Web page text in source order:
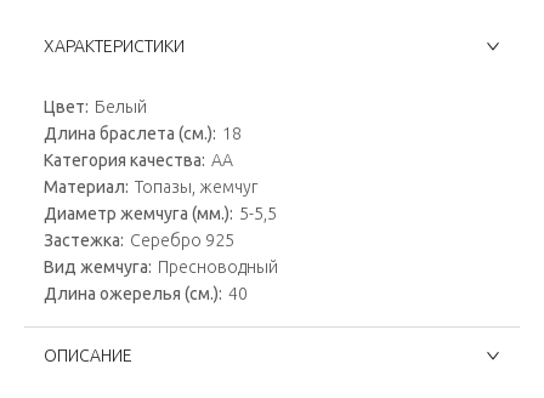
ХАРАКТЕРИСТИКИ
Цвет: Белый
Длина браслета (см.): 18
Категория качества: AA
Материал: Топазы, жемчуг
Диаметр жемчуга (мм.): 5-5,5
Застежка: Серебро 925
Вид жемчуга: Пресноводный
Длина ожерелья (см.): 40
ОПИСАНИЕ